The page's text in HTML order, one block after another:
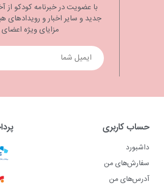
با عضویت در خبرنامه کودکو از
جدید و سایر اخبار و رویدادهای
مزایای ویژه
حساب کاربری
داشبورد
سفارش‌های من
آدرس‌های من